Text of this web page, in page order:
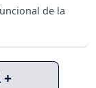
de la
+